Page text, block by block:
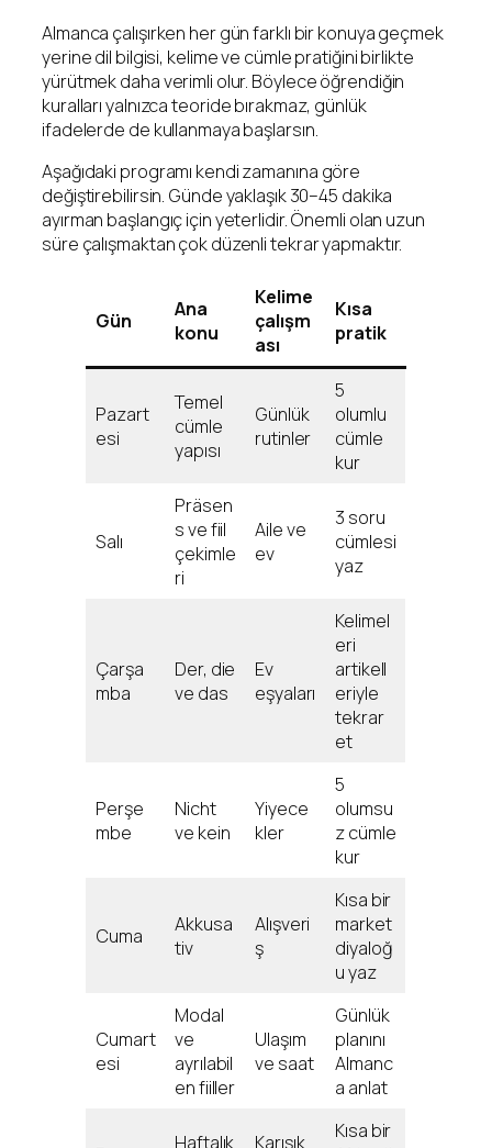
Almanca çalışırken her gün farklı bir konuya geçmek
yerine dil bilgisi, kelime ve cümle pratiğini birlikte
yürütmek daha verimli olur. Böylece öğrendiğin
kuralları yalnızca teoride bırakmaz, günlük
ifadelerde de kullanmaya başlarsın.
Aşağıdaki programı kendi zamanına göre
değiştirebilirsin. Günde yaklaşık 30–45 dakika
ayırman başlangıç için yeterlidir. Önemli olan uzun
süre çalışmaktan çok düzenli tekrar yapmaktır.
Gün
Ana
konu
Kelime
çalışm
ası
Kısa
pratik
Pazart
esi
Temel
cümle
yapısı
Günlük
rutinler
5
olumlu
cümle
kur
Salı
Präsen
s ve fiil
çekimle
ri
Aile ve
ev
3 soru
cümlesi
yaz
Çarşa
mba
Der, die
ve das
Ev
eşyaları
Kelimel
eri
artikell
eriyle
tekrar
et
Perşe
mbe
Nicht
ve kein
Yiyece
kler
5
olumsu
z cümle
kur
Cuma
Akkusa
tiv
Alışveri
ş
Kısa bir
market
diyaloğ
u yaz
Cumart
esi
Modal
ve
ayrılabil
en fiiller
Ulaşım
ve saat
Günlük
planını
Almanc
a anlat
Haftalık
Karışık
Kısa bir